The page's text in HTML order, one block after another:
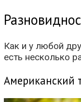
Как и у любой
есть несколько
Американский